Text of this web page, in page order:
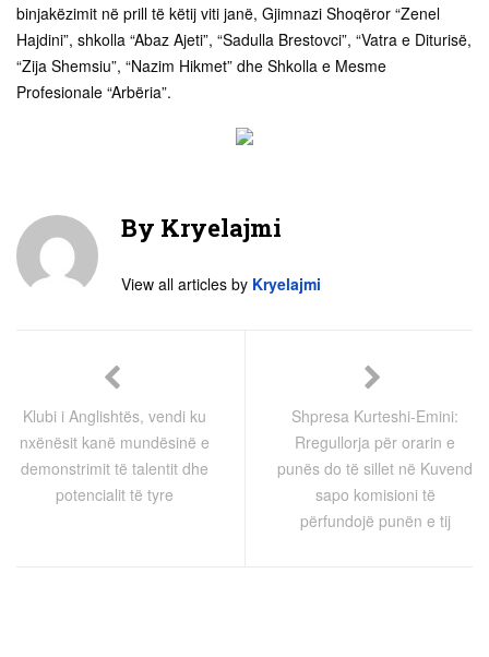
binjakëzimit në prill të këtij viti janë, Gjimnazi Shoqëror “Zenel
Hajdini”, shkolla “Abaz Ajeti”, “Sadulla Brestovci”, “Vatra e Diturisë,
“Zija Shemsiu”, “Nazim Hikmet” dhe Shkolla e Mesme
Profesionale “Arbëria”.​
By Kryelajmi
View all articles by Kryelajmi
Klubi i Anglishtës, vendi ku
nxënësit kanë mundësinë e
demonstrimit të talentit dhe
potencialit të tyre
Shpresa Kurteshi-Emini:
Rregullorja për orarin e
punës do të sillet në Kuvend
sapo komisioni të
përfundojë punën e tij